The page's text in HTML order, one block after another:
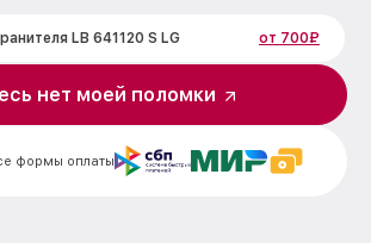
LB 641120 S LG от 700₽
LB 641120 S LG
LB 641120 S
формы оплаты
нет моей поломки